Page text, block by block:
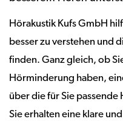
Hörakustik Kufs GmbH
besser zu verstehen und
finden. Ganz gleich, ob
Hörminderung haben,
über die für Sie
Sie erhalten eine klare